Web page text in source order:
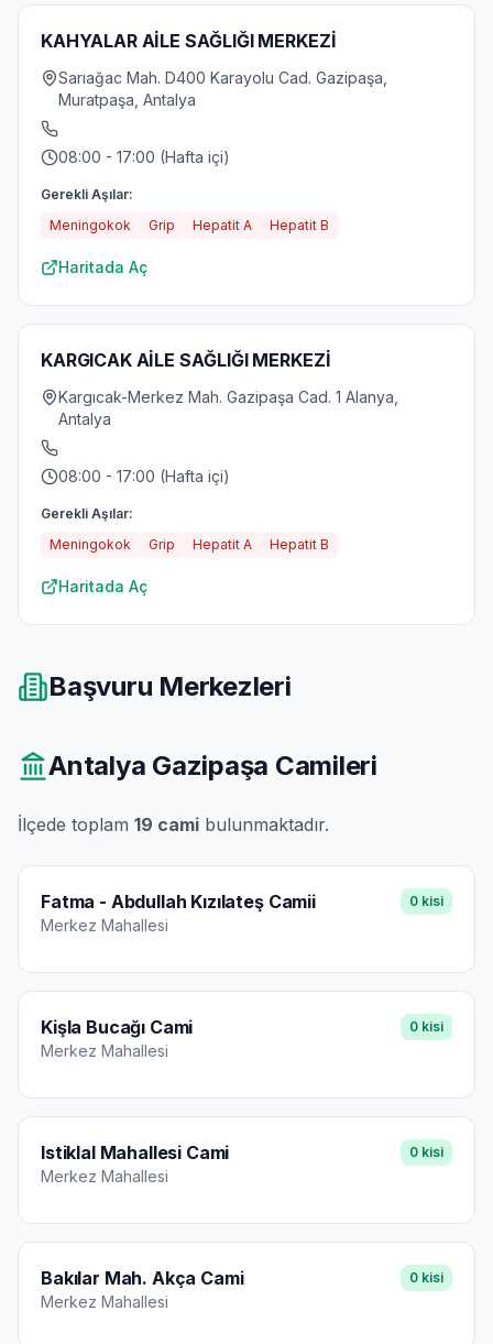
KAHYALAR AİLE SAĞLIĞI MERKEZİ
Sarıağac Mah. D400 Karayolu Cad. Gazipaşa,
Muratpaşa, Antalya
08:00 - 17:00 (Hafta içi)
Gerekli Aşılar:
Meningokok
Grip Hepatit A Hepatit B
Haritada Aç
KARGICAK AİLE SAĞLIĞI MERKEZİ
Kargıcak-Merkez Mah. Gazipaşa Cad. 1 Alanya,
Antalya
08:00 - 17:00 (Hafta içi)
Gerekli Aşılar:
Meningokok
Grip Hepatit A Hepatit B
Haritada Aç
Başvuru Merkezleri
Antalya Gazipaşa Camileri
İlçede toplam 19 cami bulunmaktadır.
Fatma - Abdullah Kızılateş Camii
Merkez Mahallesi
0 kisi
Kişla Bucağı Cami
Merkez Mahallesi
0 kisi
Istiklal Mahallesi Cami
Merkez Mahallesi
0 kisi
Bakılar Mah. Akça Cami
Merkez Mahallesi
0 kisi